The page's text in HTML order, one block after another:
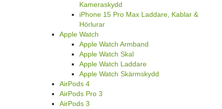
Kameraskydd
iPhone 15 Pro Max Laddare, Kablar &
Hörlurar
Apple Watch
Apple Watch Armband
Apple Watch Skal
Apple Watch Laddare
Apple Watch Skärmskydd
AirPods 4
AirPods Pro 3
AirPods 3